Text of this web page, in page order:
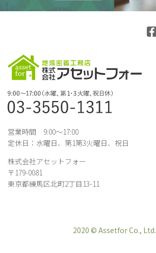
営業時間 9:00～17:00
定休日：水曜日、第1第3火曜日、祝日
株式会社アセットフォー
〒179-0081
東京都練馬区北町2丁目13-11
2020 © Assetfor Co., Ltd.